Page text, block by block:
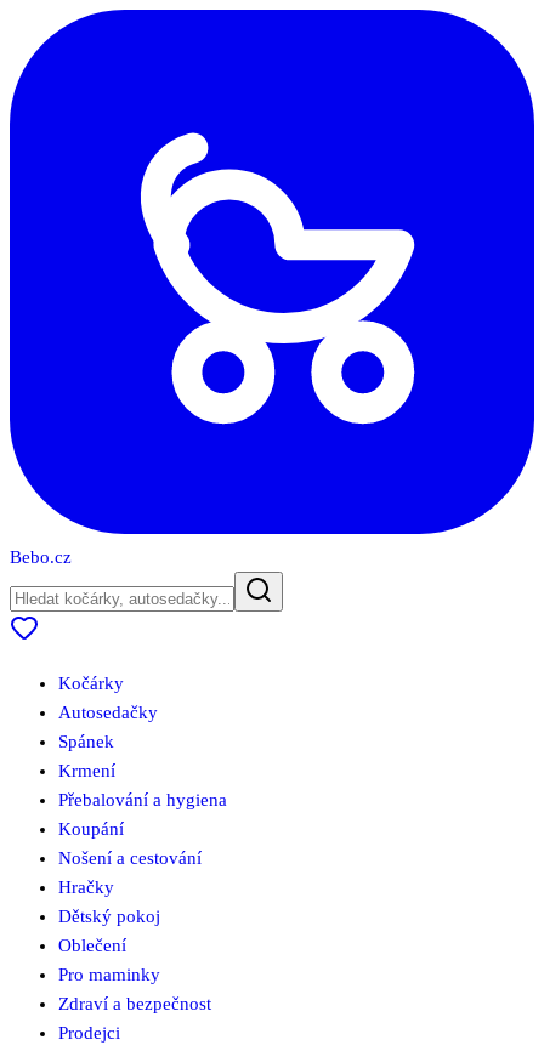
Bebo.cz
Kočárky
Autosedačky
Spánek
Krmení
Přebalování a hygiena
Koupání
Nošení a cestování
Hračky
Dětský pokoj
Oblečení
Pro maminky
Zdraví a bezpečnost
Prodejci